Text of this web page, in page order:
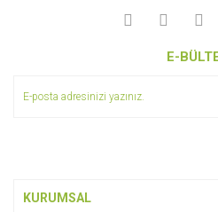
Ürün açıklamasında eksik bilgiler
E-
KURUMSAL